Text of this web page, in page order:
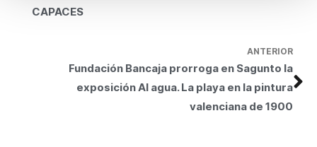
ANTERIOR
Fundación Bancaja prorroga en Sagunto la
exposición Al agua. La playa en la pintura
valenciana de 1900
CAPACES